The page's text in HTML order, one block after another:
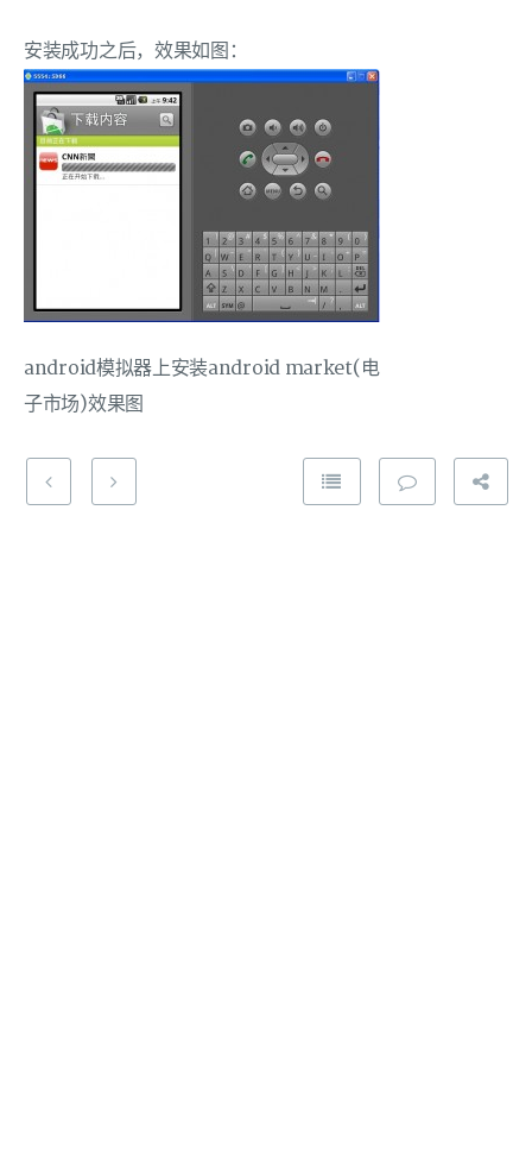
安装成功之后，效果如图：
android模拟器上安装android market(电
子市场)效果图